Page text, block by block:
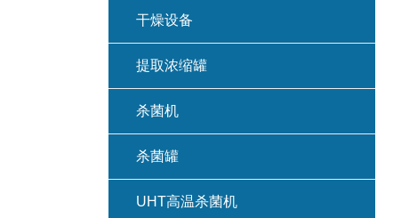
干燥设备
提取浓缩罐
杀菌机
杀菌罐
UHT高温杀菌机